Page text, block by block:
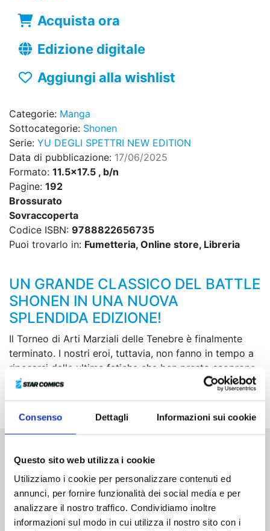
Consenso Dettagli Informazioni sui cookie
Questo sito web utilizza i cookie
Utilizziamo i cookie per personalizzare contenuti ed
annunci, per fornire funzionalità dei social media e per
analizzare il nostro traffico. Condividiamo inoltre
informazioni sul modo in cui utilizza il nostro sito con i
Acquista ora
Edizione digitale
Aggiungi alla wishlist
Categorie: Manga
Sottocategorie: Shonen
Serie: YU DEGLI SPETTRI NEW EDITION
Data di pubblicazione: 17/06/2025
Formato: 11.5x17.5 , b/n
Pagine: 192
Brossurato
Sovraccoperta
Codice ISBN: 9788822656735
Puoi trovarlo in: Fumetteria, Online store, Libreria
UN GRANDE CLASSICO DEL BATTLE
SHONEN IN UNA NUOVA
SPLENDIDA EDIZIONE!
Il Torneo di Arti Marziali delle Tenebre è finalmente
terminato. I nostri eroi, tuttavia, non fanno in tempo a
riposarsi dalle ultime fatiche che ben presto scoprono
una nuova, incombente minaccia... E questa volta
Altri volumi della serie